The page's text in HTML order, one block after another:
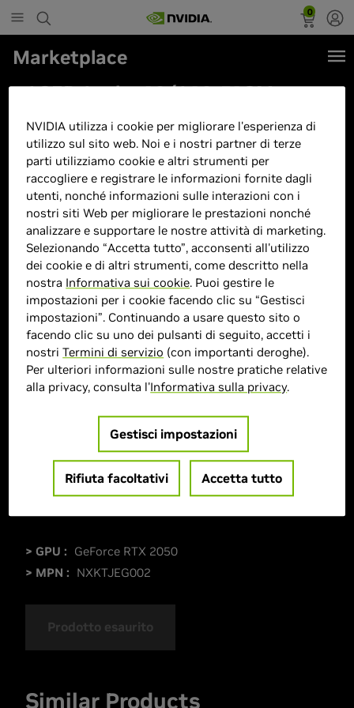
0
Marketplace
ACER Aspire 16 (A16-51GM-
50TK) 16,0"WUXGA, IPS, Intel
Core 5-120U, 16GB RAM, 512GB
SSD, Geforce RTX 2050, Windows
11
> GPU : GeForce RTX 2050
> MPN : NXKTJEG002
Prodotto esaurito
Similar Products
NVIDIA utilizza i cookie per migliorare l'esperienza di
utilizzo sul sito web. Noi e i nostri partner di terze
parti utilizziamo cookie e altri strumenti per
raccogliere e registrare le informazioni fornite dagli
utenti, nonché informazioni sulle interazioni con i
nostri siti Web per migliorare le prestazioni nonché
analizzare e supportare le nostre attività di marketing.
Selezionando “Accetta tutto”, acconsenti all'utilizzo
dei cookie e di altri strumenti, come descritto nella
nostra Informativa sui cookie. Puoi gestire le
impostazioni per i cookie facendo clic su “Gestisci
impostazioni”. Continuando a usare questo sito o
facendo clic su uno dei pulsanti di seguito, accetti i
nostriTermini di servizio (con importanti deroghe).
Per ulteriori informazioni sulle nostre pratiche relative
alla privacy, consulta l'Informativa sulla privacy.
Gestisci impostazioni
Rifiuta facoltativi Accetta tutto